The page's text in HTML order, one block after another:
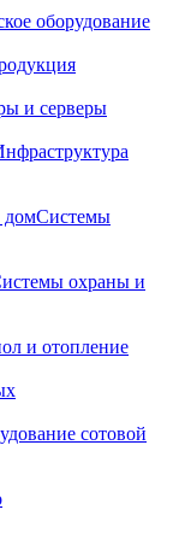
оборудование
и серверы
Системы
охраны и
и отопление
сотовой